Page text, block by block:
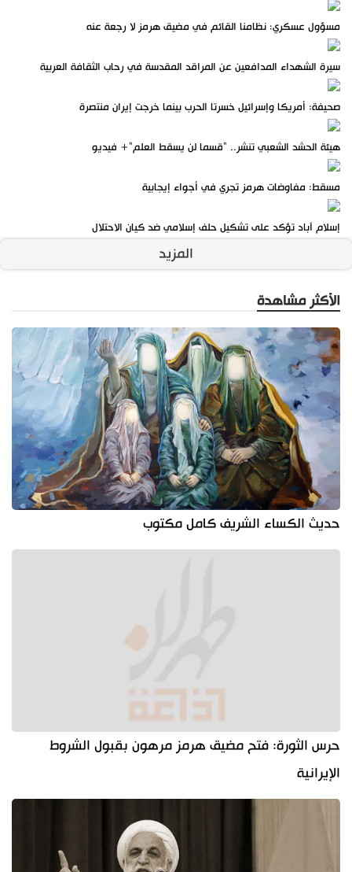
مسؤول عسكري: نظامنا القائم في مضيق هرمز لا رجعة عنه
سيرة الشهداء المدافعين عن المراقد المقدسة في رحاب الثقافة العربية
صحيفة: أمريكا وإسرائيل خسرتا الحرب بينما خرجت إيران منتصرة
هيئة الحشد الشعبي تنشر.. "قسما لن يسقط العلم"+ فيديو
مسقط: مفاوضات هرمز تجري في أجواء إيجابية
إسلام آباد تؤكد على تشكيل حلف إسلامي ضد كيان الاحتلال
المزيد
الأكثر مشاهدة
حديث الكساء الشريف كامل مكتوب
حرس الثورة: فتح مضيق هرمز مرهون بقبول الشروط
الإيرانية